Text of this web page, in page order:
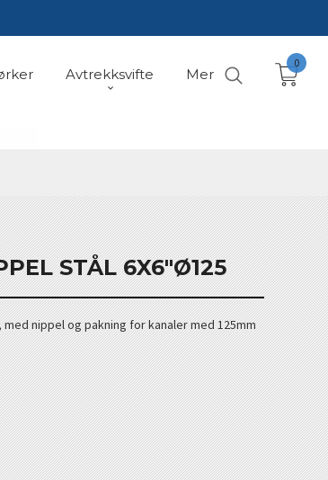
Avtrekksvifte Mer
0
STÅL 6X6"Ø125
nippel og pakning for kanaler med 125mm